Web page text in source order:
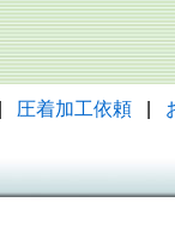
圧着加工依頼